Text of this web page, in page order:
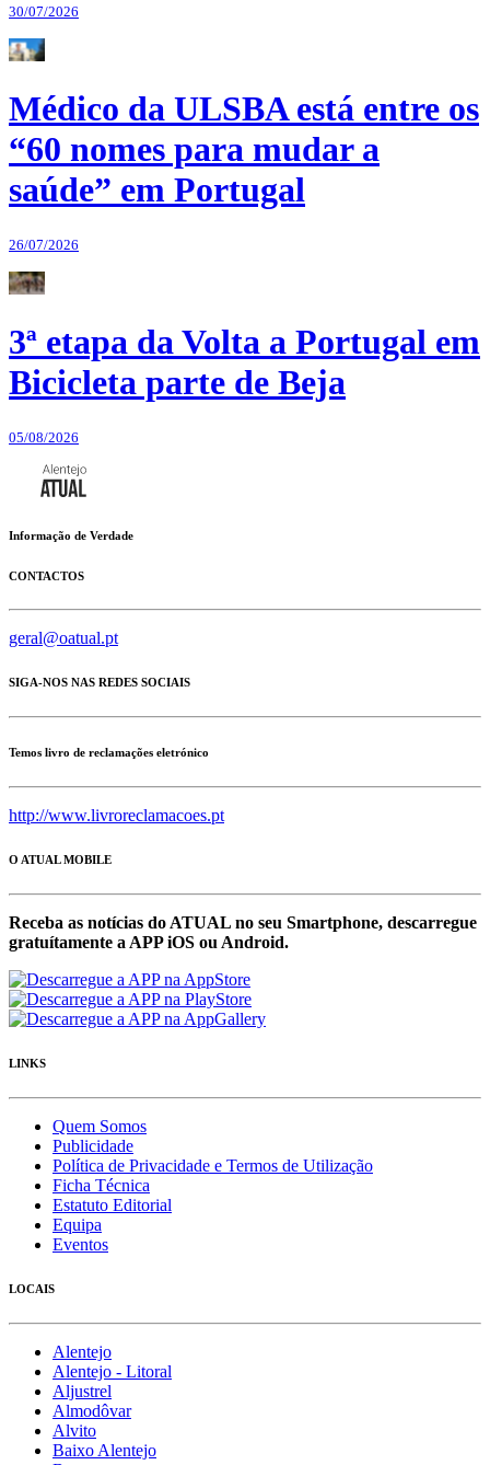
30/07/2026
Médico da ULSBA está entre os
“60 nomes para mudar a
saúde” em Portugal
26/07/2026
3ª etapa da Volta a Portugal em
Bicicleta parte de Beja
05/08/2026
Informação de Verdade
CONTACTOS
geral@oatual.pt
SIGA-NOS NAS REDES SOCIAIS
Temos livro de reclamações eletrónico
http://www.livroreclamacoes.pt
O ATUAL MOBILE
Receba as notícias do ATUAL no seu Smartphone, descarregue
gratuítamente a APP iOS ou Android.
LINKS
Quem Somos
Publicidade
Política de Privacidade e Termos de Utilização
Ficha Técnica
Estatuto Editorial
Equipa
Eventos
LOCAIS
Alentejo
Alentejo - Litoral
Aljustrel
Almodôvar
Alvito
Baixo Alentejo